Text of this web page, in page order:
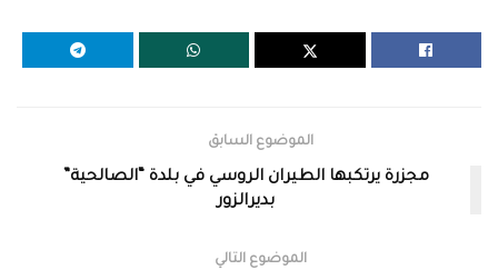
الموضوع السابق
مجزرة يرتكبها الطيران الروسي في بلدة “الصالحية”
بديرالزور
الموضوع التالي